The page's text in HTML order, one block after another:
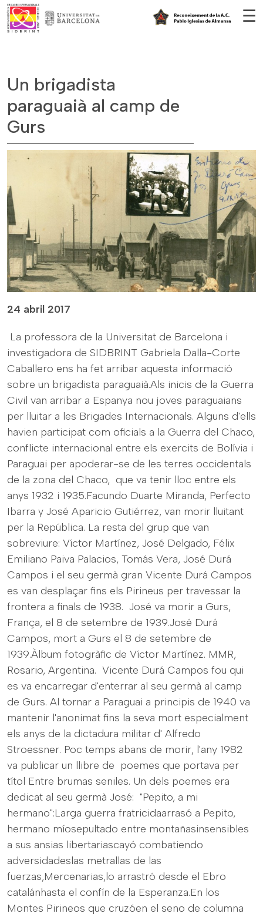
☰
Un brigadista
paraguaià al camp de
Gurs
24 abril 2017
La professora de la Universitat de Barcelona i
investigadora de SIDBRINT Gabriela Dalla-Corte
Caballero ens ha fet arribar aquesta informació
sobre un brigadista paraguaià.Als inicis de la Guerra
Civil van arribar a Espanya nou joves paraguaians
per lluitar a les Brigades Internacionals. Alguns d'ells
havien participat com oficials a la Guerra del Chaco,
conflicte internacional entre els exercits de Bolívia i
Paraguai per apoderar-se de les terres occidentals
de la zona del Chaco, que va tenir lloc entre els
anys 1932 i 1935.Facundo Duarte Miranda, Perfecto
Ibarra y José Aparicio Gutiérrez, van morir lluitant
per la República. La resta del grup que van
sobreviure: Víctor Martínez, José Delgado, Félix
Emiliano Paiva Palacios, Tomás Vera, José Durá
Campos i el seu germà gran Vicente Durá Campos
es van desplaçar fins els Pirineus per travessar la
frontera a finals de 1938. José va morir a Gurs,
França, el 8 de setembre de 1939.José Durá
Campos, mort a Gurs el 8 de setembre de
1939.Àlbum fotogràfic de Víctor Martínez. MMR,
Rosario, Argentina. Vicente Durá Campos fou qui
es va encarregar d'enterrar al seu germà al camp
de Gurs. Al tornar a Paraguai a principis de 1940 va
mantenir l'anonimat fins la seva mort especialment
els anys de la dictadura militar d' Alfredo
Stroessner. Poc temps abans de morir, l'any 1982
va publicar un llibre de poemes que portava per
títol Entre brumas seniles. Un dels poemes era
dedicat al seu germà José: "Pepito, a mi
hermano":Larga guerra fratricidaarrasó a Pepito,
hermano míosepultado entre montañasinsensibles
a sus ansias libertariascayó combatiendo
adversidadeslas metrallas de las
fuerzas,Mercenarias,lo arrastró desde el Ebro
catalánhasta el confín de la Esperanza.En los
Montes Pirineos que cruzóen el seno de columna